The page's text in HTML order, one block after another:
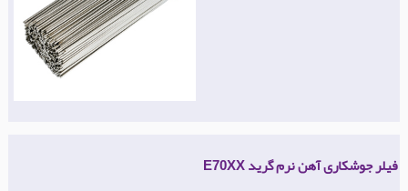
فیلر جوشکاری آهن نرم گرید E70XX